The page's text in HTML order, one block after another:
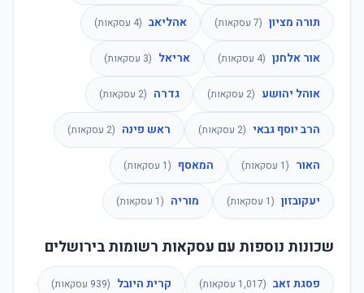
תורה מציון (
7 עסקאות) אהליאב (
4 עסקאות)
אור אלחנן (
4 עסקאות) אריאל (
3 עסקאות)
אוהל יהושע (
2 עסקאות) גדרה (
2 עסקאות)
הרב יוסף גבאי (
2 עסקאות) ראש פינה (
2 עסקאות)
האור (
1 עסקאות) המאסף (
1 עסקאות)
יעקובזון (
1 עסקאות) מוריה (
1 עסקאות)
שכונות נוספות עם עסקאות רשומות בירושלים
פסגת זאב (
1,017 עסקאות) קרית היובל (
939 עסקאות)